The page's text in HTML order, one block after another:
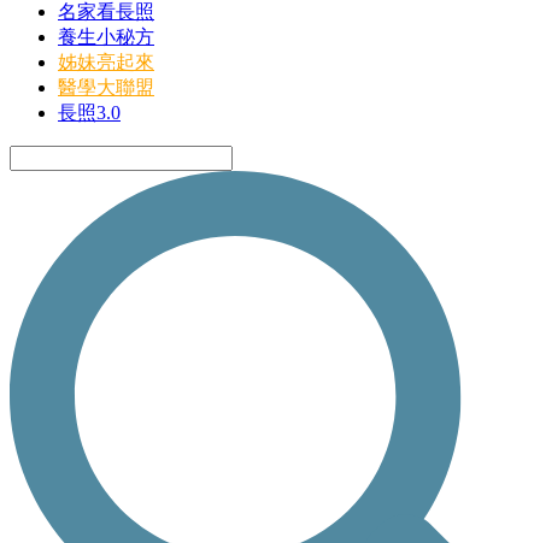
名家看長照
養生小秘方
姊妹亮起來
醫學大聯盟
長照3.0